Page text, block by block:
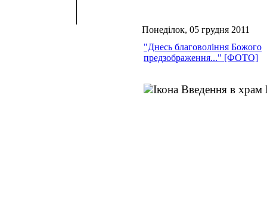
Понеділок, 05 грудня 2011
"Днесь благовоління Божого
предзображення..." [ФОТО]